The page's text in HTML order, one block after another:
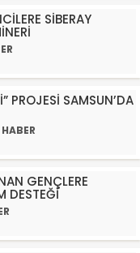
SİBERAY
PROJESİ SAMSUN’DA
GENÇLERE
DESTEĞİ